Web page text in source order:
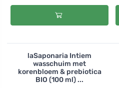
laSaponaria Intiem
wasschuim met
korenbloem & prebiotica
BIO (100 ml) ...